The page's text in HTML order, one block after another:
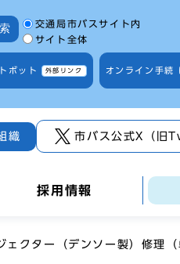
サイト内検索の範囲
交通局市バスサイト内
サイト全体
ボット 外部リンク オンライン手続
織 市バス公式X（旧
採用情報
ェクター（デンソー製）修理（